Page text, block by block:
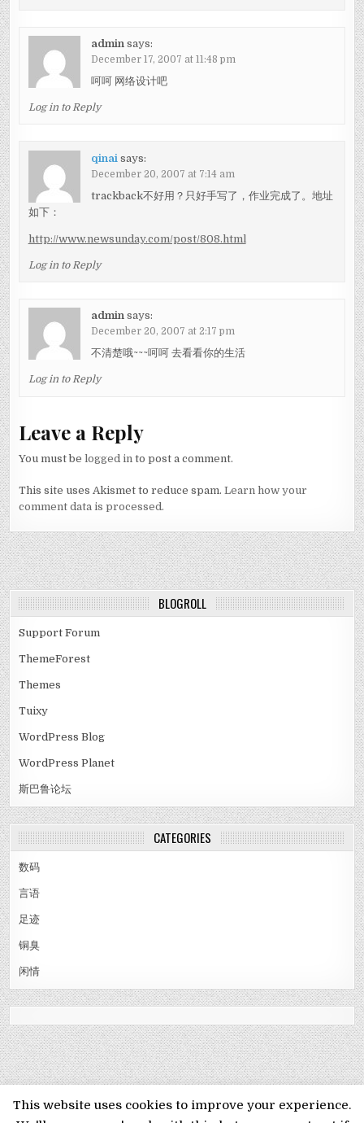
admin says:
December 17, 2007 at 11:48 pm
呵呵 网络设计吧
Log in to Reply
qinai says:
December 20, 2007 at 7:14 am
trackback不好用？只好手写了，作业完成了。地址
如下：
http://www.newsunday.com/post/808.html
Log in to Reply
admin says:
December 20, 2007 at 2:17 pm
不清楚哦~~~呵呵 去看看你的生活
Log in to Reply
Leave a Reply
You must belogged in to post a comment.
This site uses Akismet to reduce spam.Learn how your
comment data is processed.
BLOGROLL
Support Forum
ThemeForest
Themes
Tuixy
WordPress Blog
WordPress Planet
斯巴鲁论坛
CATEGORIES
数码
言语
足迹
铜臭
闲情
MENU
This website uses cookies to improve your experience.